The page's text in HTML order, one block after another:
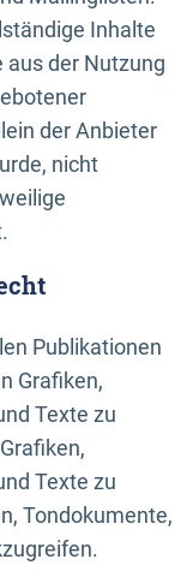
Inhalte
aus der Nutzung
der Anbieter
nicht
Publikationen
Grafiken,
Texte zu
Texte zu
Tondokumente,